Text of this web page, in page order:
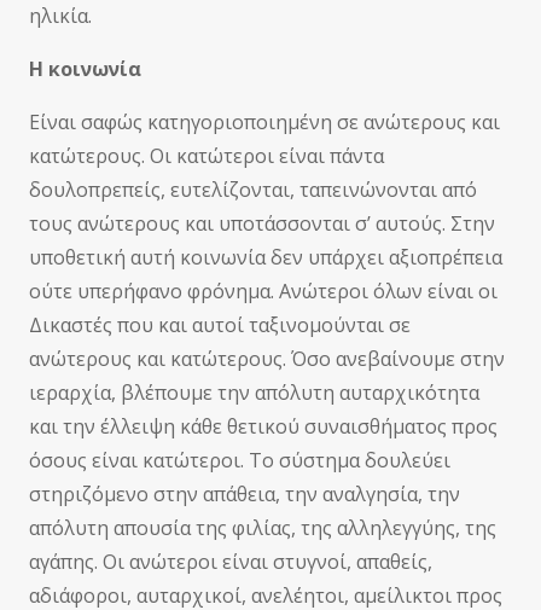
ηλικία.
Η κοινωνία
Είναι σαφώς κατηγοριοποιημένη σε ανώτερους και
κατώτερους. Οι κατώτεροι είναι πάντα
δουλοπρεπείς, ευτελίζονται, ταπεινώνονται από
τους ανώτερους και υποτάσσονται σ’ αυτούς. Στην
υποθετική αυτή κοινωνία δεν υπάρχει αξιοπρέπεια
ούτε υπερήφανο φρόνημα. Ανώτεροι όλων είναι οι
Δικαστές που και αυτοί ταξινομούνται σε
ανώτερους και κατώτερους. Όσο ανεβαίνουμε στην
ιεραρχία, βλέπουμε την απόλυτη αυταρχικότητα
και την έλλειψη κάθε θετικού συναισθήματος προς
όσους είναι κατώτεροι. Το σύστημα δουλεύει
στηριζόμενο στην απάθεια, την αναλγησία, την
απόλυτη απουσία της φιλίας, της αλληλεγγύης, της
αγάπης. Οι ανώτεροι είναι στυγνοί, απαθείς,
αδιάφοροι, αυταρχικοί, ανελέητοι, αμείλικτοι προς